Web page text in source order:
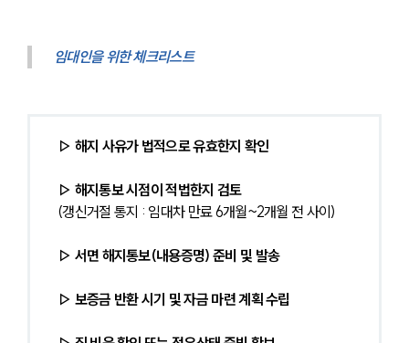
임대인을 위한 체크리스트
▷ 해지 사유가 법적으로 유효한지 확인
▷ 해지통보 시점이 적법한지 검토
(갱신거절 통지 : 임대차 만료 6개월~2개월 전 사이)
▷ 서면 해지통보(내용증명) 준비 및 발송
▷ 보증금 반환 시기 및 자금 마련 계획 수립